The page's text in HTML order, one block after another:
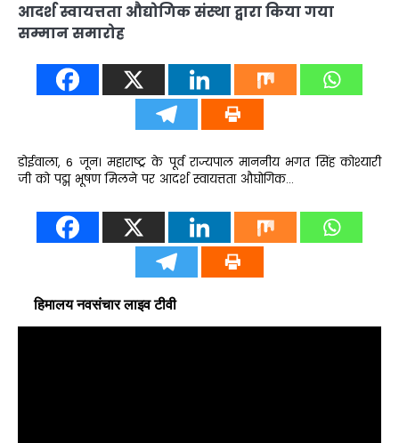
आदर्श स्वायत्तता औद्योगिक संस्था द्वारा किया गया
सम्मान समारोह
डोईवाला, 6 जून। महाराष्ट्र के पूर्व राज्यपाल माननीय भगत सिंह कोश्यारी
जी को पद्म भूषण मिलने पर आदर्श स्वायत्तता औघोगिक…
हिमालय नवसंचार लाइव टीवी